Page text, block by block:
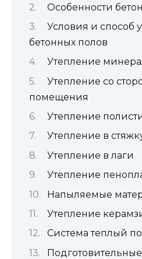
Особенности
Условия и способ
бетонных полов
Утепление
Утепление со
помещения
Утепление
Утепление в
Утепление в лаги
Утепление
Напыляемые
Утепление
Система теплый